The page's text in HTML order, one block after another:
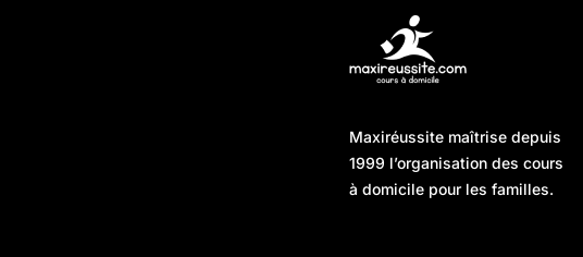
Maxiréussite maîtrise depuis
1999 l’organisation des cours
à domicile pour les familles.